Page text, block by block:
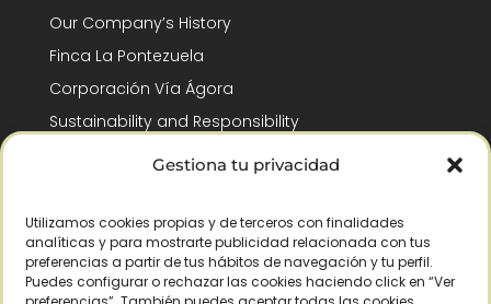
Gestiona tu privacidad
Utilizamos cookies propias y de terceros con finalidades
analíticas y para mostrarte publicidad relacionada con tus
preferencias a partir de tus hábitos de navegación y tu perfil.
Puedes configurar o rechazar las cookies haciendo click en “Ver
Our Company’s History
Finca La Pontezuela
Corporación Vía Ágora
Sustainability and Responsibility
CSR and Fundación Gómez-Pintado
Recognitions